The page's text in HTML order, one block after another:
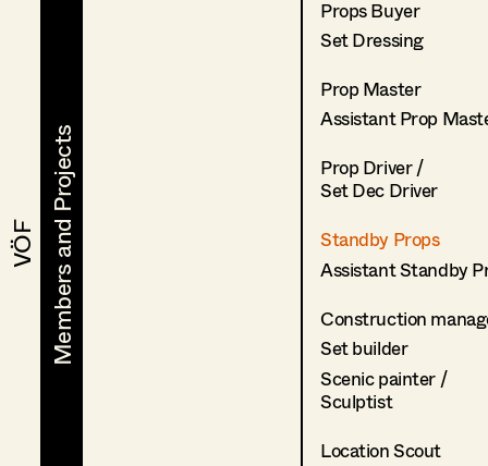
VÖF
VÖF Members and Projects
Members and Projects
Props Buyer
Set Dressing
Prop Master
Assistant Prop
Prop Driver /
Set Dec Driver
Standby Props
Assistant Standby
Construction
Set builder
Scenic painter /
Sculptist
Location Scout